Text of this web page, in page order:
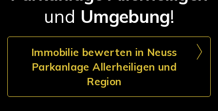
und Umgebung!
Immobilie bewerten in Neuss
Parkanlage Allerheiligen und
Region